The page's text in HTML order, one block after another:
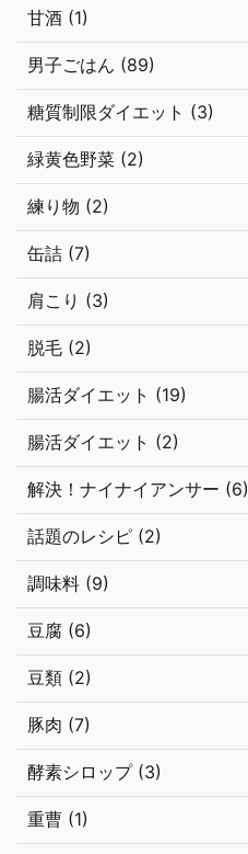
甘酒 (1)
男子ごはん (89)
糖質制限ダイエット (3)
緑黄色野菜 (2)
練り物 (2)
缶詰 (7)
肩こり (3)
脱毛 (2)
腸活ダイエット (19)
腸活ダイエット (2)
解決！ナイナイアンサー (6)
話題のレシピ (2)
調味料 (9)
豆腐 (6)
豆類 (2)
豚肉 (7)
酵素シロップ (3)
重曹 (1)